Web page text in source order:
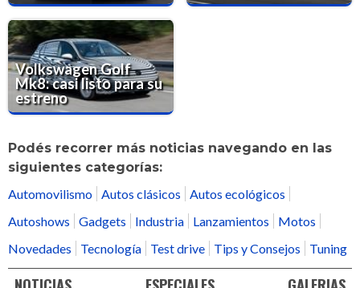
Volkswagen Golf
Mk8: casi listo para su
estreno
Podés recorrer más noticias navegando en las
siguientes categorías:
Automovilismo Autos clásicos
Autos ecológicos
Autoshows
Gadgets Industria Lanzamientos
Motos
Novedades
Tecnología Test drive Tips y Consejos Tuning